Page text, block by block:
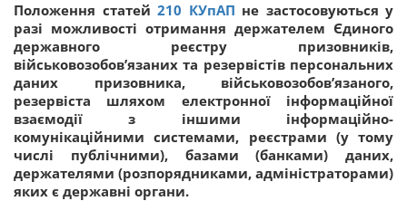
Положення статей 210 КУпАП не застосовуються у
разі можливості отримання держателем Єдиного
державного реєстру призовників,
військовозобов’язаних та резервістів персональних
даних призовника, військовозобов’язаного,
резервіста шляхом електронної інформаційної
взаємодії з іншими інформаційно-
комунікаційними системами, реєстрами (у тому
числі публічними), базами (банками) даних,
держателями (розпорядниками, адміністраторами)
яких є державні органи.